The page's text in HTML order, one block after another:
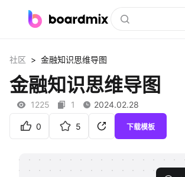
社区资源
下载
社区 > 金融知识思维导图
金融知识思维导图
1225 1 2024.02.28
0 5 下载模板